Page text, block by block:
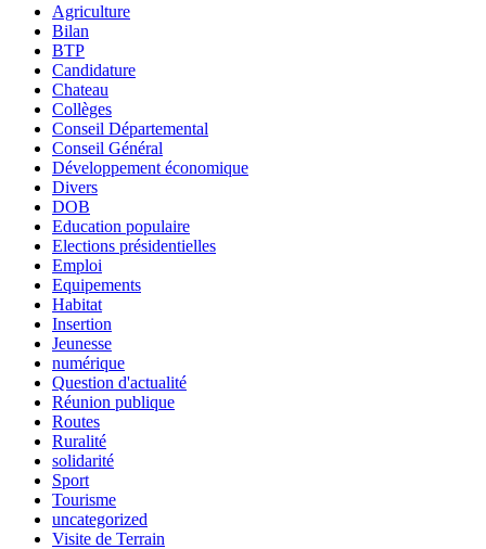
Agriculture
Bilan
BTP
Candidature
Chateau
Collèges
Conseil Départemental
Conseil Général
Développement économique
Divers
DOB
Education populaire
Elections présidentielles
Emploi
Equipements
Habitat
Insertion
Jeunesse
numérique
Question d'actualité
Réunion publique
Routes
Ruralité
solidarité
Sport
Tourisme
uncategorized
Visite de Terrain